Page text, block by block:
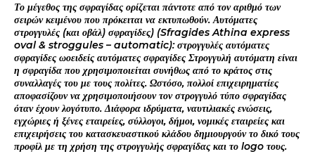
Το μέγεθος της σφραγίδας ορίζεται πάντοτε από τον αριθμό των
σειρών κειμένου που πρόκειται να εκτυπωθούν. Αυτόματες
στρογγυλές (και οβάλ) σφραγίδες) (Sfragides Athina express
oval & stroggules – automatic): στρογγυλές αυτόματες
σφραγίδες ωοειδείς αυτόματες σφραγίδες Στρογγυλή αυτόματη είναι
η σφραγίδα που χρησιμοποιείται συνήθως από το κράτος στις
συναλλαγές του με τους πολίτες. Ωστόσο, πολλοί επιχειρηματίες
αποφασίζουν να χρησιμοποιήσουν τον στρογγυλό τύπο σφραγίδας
όταν έχουν λογότυπο. Διάφορα ιδρύματα, ναυτιλιακές ενώσεις,
εγχώριες ή ξένες εταιρείες, σύλλογοι, δήμοι, νομικές εταιρείες και
επιχειρήσεις του κατασκευαστικού κλάδου δημιουργούν το δικό τους
προφίλ με τη χρήση της στρογγυλής σφραγίδας και το logo τους.